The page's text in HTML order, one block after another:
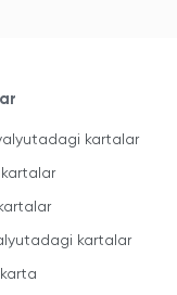
kartalar
kartalar